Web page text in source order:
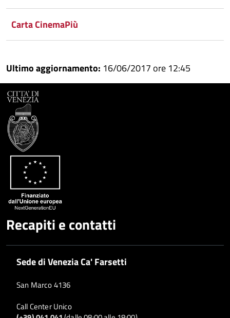
Carta CinemaPiù
Ultimo aggiornamento: 16/06/2017 ore 12:45
Recapiti e contatti
Sede di Venezia Ca' Farsetti
San Marco 4136
Call Center Unico